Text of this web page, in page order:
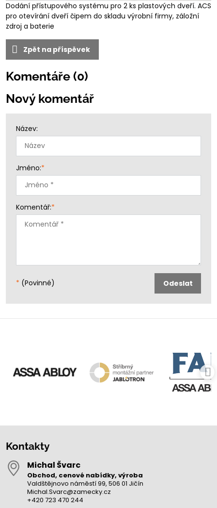
Dodání přístupového systému pro 2 ks plastových dveří. ACS
pro otevírání dveří čipem do skladu výrobní firmy, záložní
zdroj a baterie
Zpět na příspěvek
Komentáře (0)
Nový komentář
Název:
Jméno:*
Komentář:*
* (Povinné) Odeslat
Kontakty
Michal Švarc
Obchod, cenové nabídky, výroba
Valdštějnovo náměstí 99, 506 01 Jičín
Michal.Svarc@zamecky.cz
+420 723 470 244